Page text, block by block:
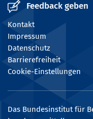
Feedback geben
Kontakt
Impressum
Datenschutz
Barrierefreiheit
Cookie-Einstellungen
Das Bundesinstitut für